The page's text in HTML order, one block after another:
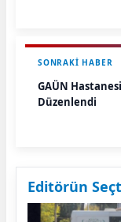
SONRAKI HABER
GAÜN
Düzenlendi
Editörün